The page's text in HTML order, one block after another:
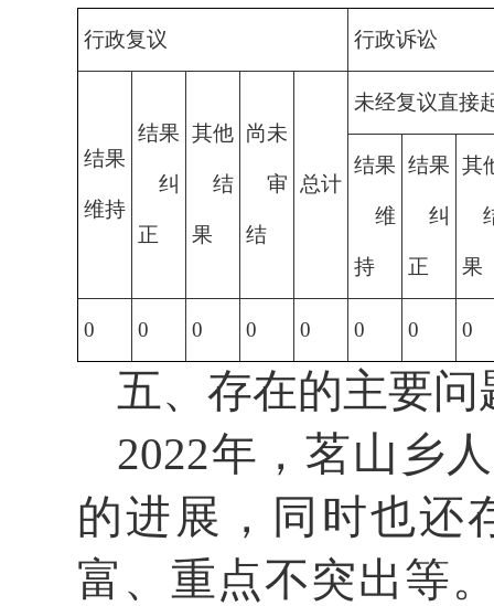
行政复议 行政诉讼
结果
维持
结果
纠
正
其他
结
果
尚未
审
结
总计
未经复议直接
结果
维
持
结果
纠
正
其
果
0 0 0 0 0 0 0 0
五、存在的主要
2022年，茗山乡
的进展，同时也还
富、重点不突出等